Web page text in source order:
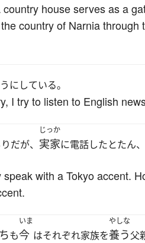
house serves as a
country of Narnia through
にしている。
I try to listen to English
だが、
じっか
実家に電話したとたん
with a Tokyo accent.
も
いま
今 はそれぞれ家族を
やしな
養う父